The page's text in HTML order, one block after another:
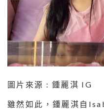
圖片來源 : 鍾麗淇 IG
雖然如此，鍾麗淇自